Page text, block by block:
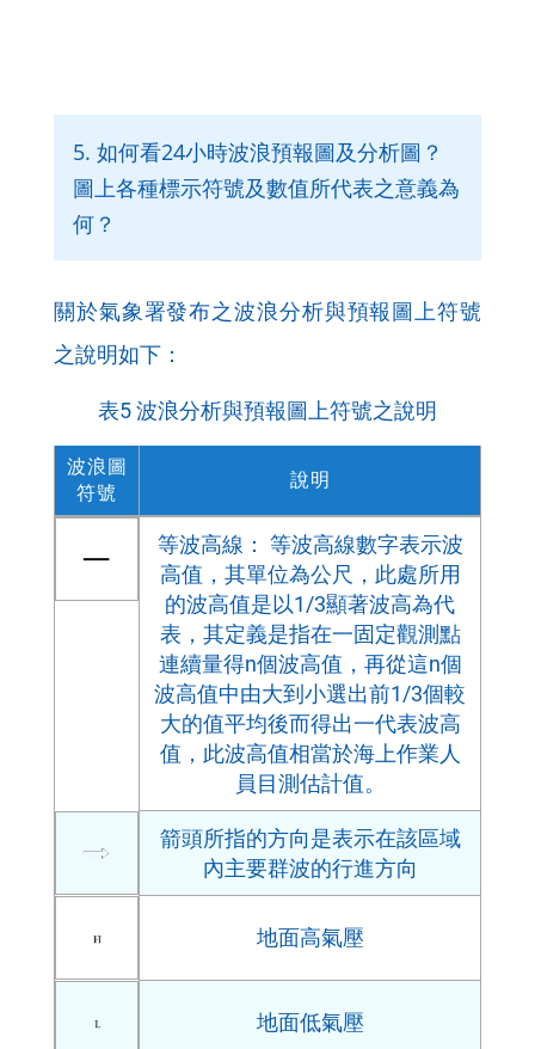
5. 如何看24小時波浪預報圖及分析圖？
圖上各種標示符號及數值所代表之意義為
何？
關於氣象署發布之波浪分析與預報圖上符號
之說明如下：
表5 波浪分析與預報圖上符號之說明
析
之
波浪圖
符號
說明
等波高線： 等波高線數字表示波
高值，其單位為公尺，此處所用
的波高值是以1/3顯著波高為代
表，其定義是指在一固定觀測點
連續量得n個波高值，再從這n個
波高值中由大到小選出前1/3個較
大的值平均後而得出一代表波高
值，此波高值相當於海上作業人
員目測估計值。
箭頭所指的方向是表示在該區域
內主要群波的行進方向
地面高氣壓
地面低氣壓